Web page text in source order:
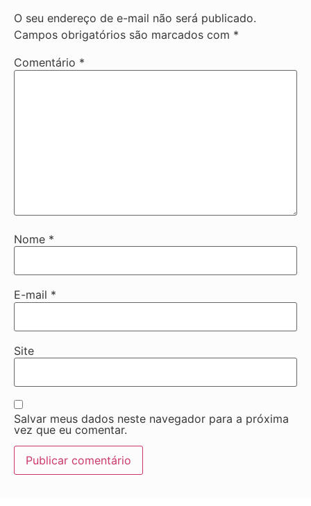
O seu endereço de e-mail não será publicado.
Campos obrigatórios são marcados com *
Comentário *
Nome *
E-mail *
Site
Salvar meus dados neste navegador para a próxima
vez que eu comentar.